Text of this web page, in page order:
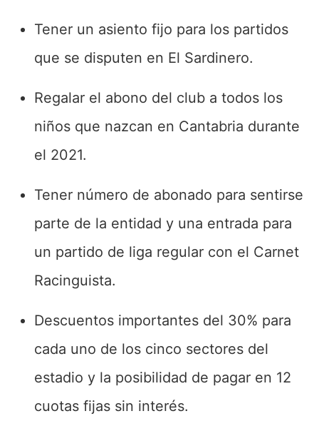
Tener un asiento fijo para los partidos
que se disputen en El Sardinero.
Regalar el abono del club a todos los
niños que nazcan en Cantabria durante
el 2021.
Tener número de abonado para sentirse
parte de la entidad y una entrada para
un partido de liga regular con el Carnet
Racinguista.
Descuentos importantes del 30% para
cada uno de los cinco sectores del
estadio y la posibilidad de pagar en 12
cuotas fijas sin interés.